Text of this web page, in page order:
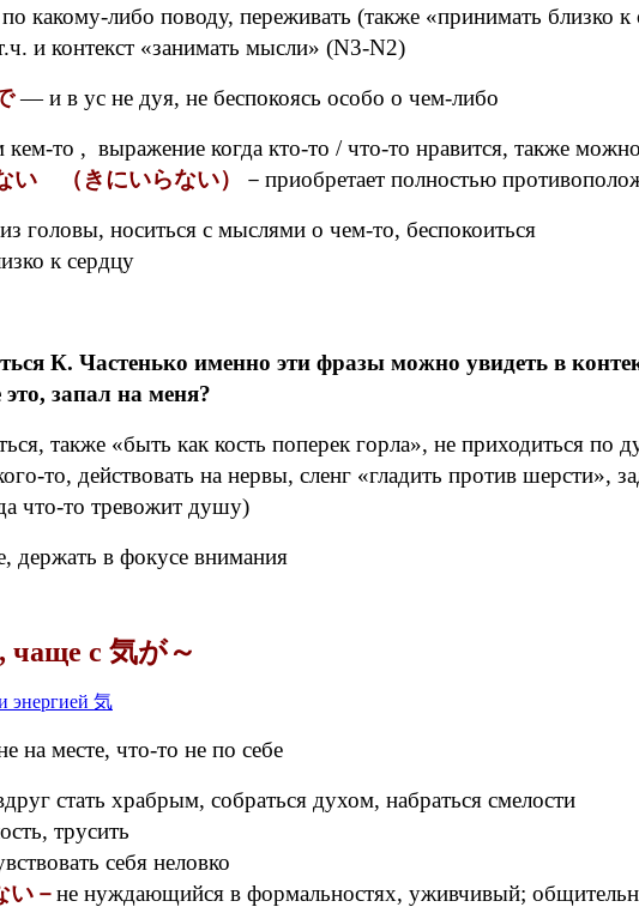
какому-либо поводу, переживать (также «принимать
и контекст «занимать мысли» (N3-N2)
— и в ус не дуя, не беспокоясь особо о чем-либо
то , выражение когда кто-то / что-то нравится, также
い （きにいらない）
－приобретает полностью
головы, носиться с мыслями о чем-то, беспокоиться
к сердцу
К. Частенько именно эти фразы можно увидеть в
запал на меня?
также «быть как кость поперек горла», не приходиться по
то, действовать на нервы, сленг «гладить против шерсти»,
что-то тревожит душу)
держать в фокусе внимания
чаще с 気が～
на месте, что-то не по себе
стать храбрым, собраться духом, набраться смелости
трусить
себя неловко
い－не нуждающийся в формальностях, уживчивый;